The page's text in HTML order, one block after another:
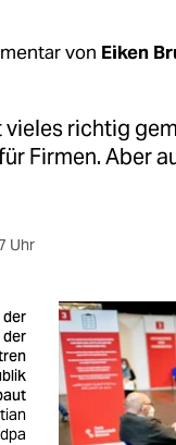
von Eiken
vieles richtig
Firmen. Aber
Uhr
der
der